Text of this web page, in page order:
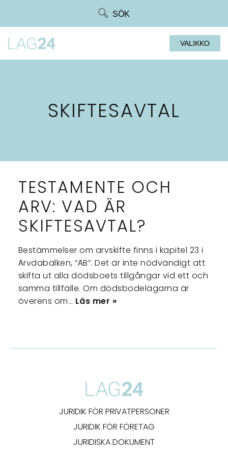
SÖK
VALIKKO
SKIFTESAVTAL
TESTAMENTE OCH
ARV: VAD ÄR
SKIFTESAVTAL?
Bestämmelser om arvskifte finns i kapitel 23 i
Ärvdabalken, “ÄB”. Det är inte nödvändigt att
skifta ut alla dödsboets tillgångar vid ett och
samma tillfälle. Om dödsbodelägarna är
överens om… Läs mer »
JURIDIK FÖR PRIVATPERSONER
JURIDIK FÖR FÖRETAG
JURIDISKA DOKUMENT